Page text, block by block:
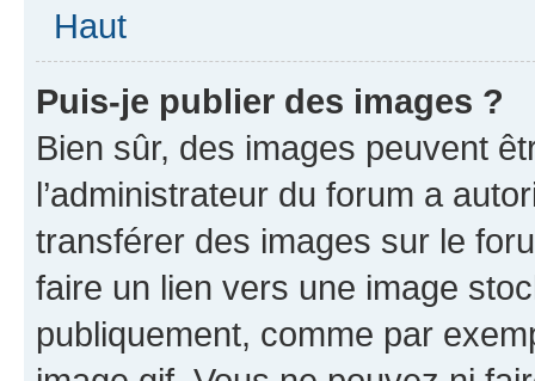
Haut
Puis-je publier des images ?
Bien sûr, des images peuvent
l’administrateur du forum a
transférer des images sur le
faire un lien vers une image
publiquement, comme par